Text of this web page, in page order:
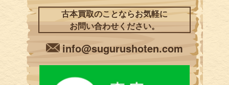
古本買取のことならお気軽に
お問い合わせください。
info@sugurushoten.com